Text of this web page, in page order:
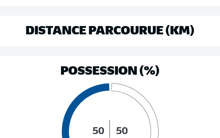
DISTANCE PARCOURUE (KM)
POSSESSION (%)
50 50